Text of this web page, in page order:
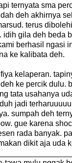
ternyata sma
deh akhirnya
terus
idih gila deh beda
berhasil ngasi
ke kalibata deh.
kelaperan.
ke percik dulu.
tata usahanya
jadi
sumpah deh
gue karena
rada banyak.
dikit aja uda